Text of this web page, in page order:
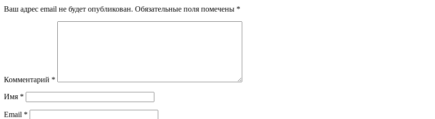
Ваш адрес email не будет опубликован. Обязательные поля помечены *
Комментарий *
Имя *
Email *